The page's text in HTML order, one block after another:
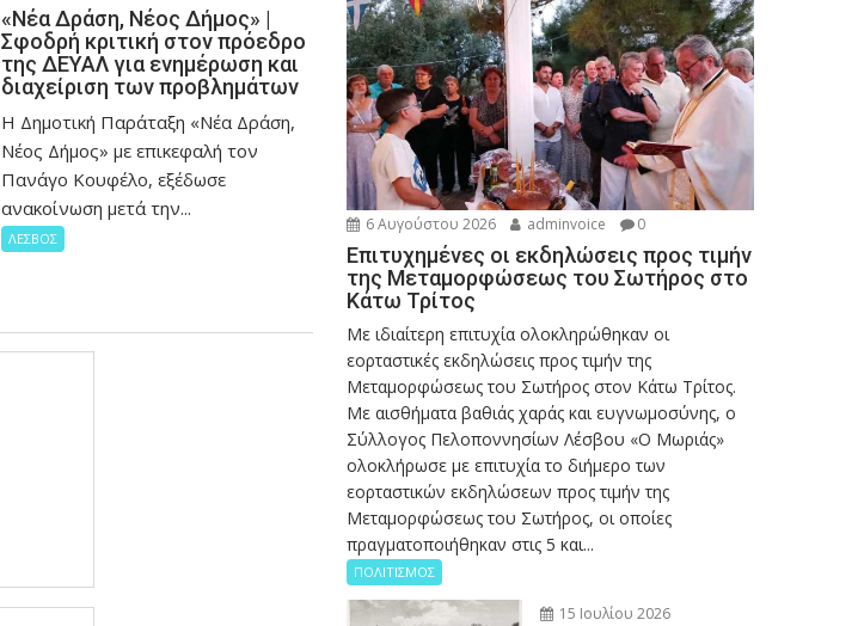
«Νέα Δράση, Νέος Δήμος» |
Σφοδρή κριτική στον πρόεδρο
της ΔΕΥΑΛ για ενημέρωση και
διαχείριση των προβλημάτων
Η Δημοτική Παράταξη «Νέα Δράση,
Νέος Δήμος» με επικεφαλή τον
Πανάγο Κουφέλο, εξέδωσε
ανακοίνωση μετά την...
ΛΕΣΒΟΣ
6 Αυγούστου 2026 adminvoice 0
Επιτυχημένες οι εκδηλώσεις προς τιμήν
της Μεταμορφώσεως του Σωτήρος στο
Κάτω Τρίτος
Με ιδιαίτερη επιτυχία ολοκληρώθηκαν οι
εορταστικές εκδηλώσεις προς τιμήν της
Μεταμορφώσεως του Σωτήρος στον Κάτω Τρίτος.
Με αισθήματα βαθιάς χαράς και ευγνωμοσύνης, ο
Σύλλογος Πελοποννησίων Λέσβου «Ο Μωριάς»
ολοκλήρωσε με επιτυχία το διήμερο των
εορταστικών εκδηλώσεων προς τιμήν της
Μεταμορφώσεως του Σωτήρος, οι οποίες
πραγματοποιήθηκαν στις 5 και...
ΠΟΛΙΤΙΣΜΟΣ
15 Ιουλίου 2026